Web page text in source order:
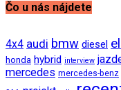
Čo u nás nájdete
4x4 audi bmw diesel
honda hybrid interview
mercedes mercedes-benz